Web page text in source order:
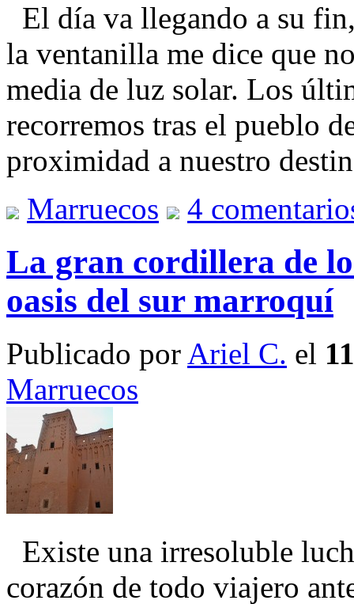
El día va llegando a su
la ventanilla me dice que
media de luz solar. Los
recorremos tras el pueblo
proximidad a nuestro
Marruecos
4
La gran cordillera de
oasis del sur marroquí
Publicado por Ariel C. el
Marruecos
Existe una irresoluble
corazón de todo viajero